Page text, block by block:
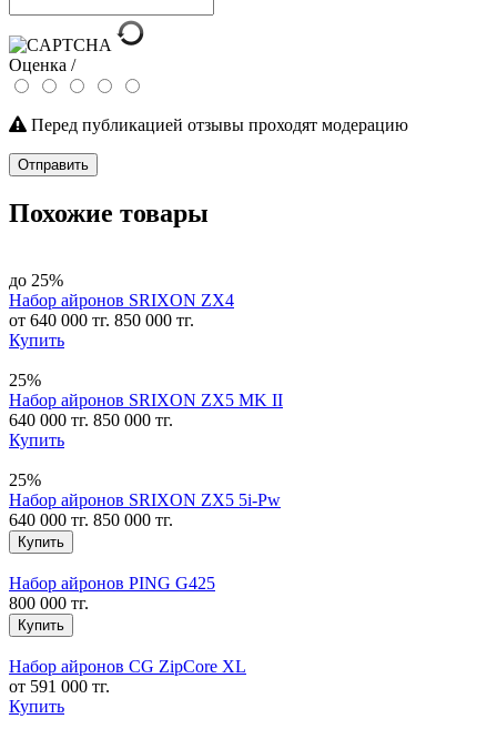
Оценка /
Перед публикацией отзывы проходят модерацию
Отправить
Похожие товары
до 25%
Набор айронов SRIXON ZX4
от 640 000 тг. 850 000 тг.
Купить
25%
Набор айронов SRIXON ZX5 MK II
640 000 тг. 850 000 тг.
Купить
25%
Набор айронов SRIXON ZX5 5i-Pw
640 000 тг. 850 000 тг.
Купить
Набор айронов PING G425
800 000 тг.
Купить
Набор айронов CG ZipCore XL
от 591 000 тг.
Купить